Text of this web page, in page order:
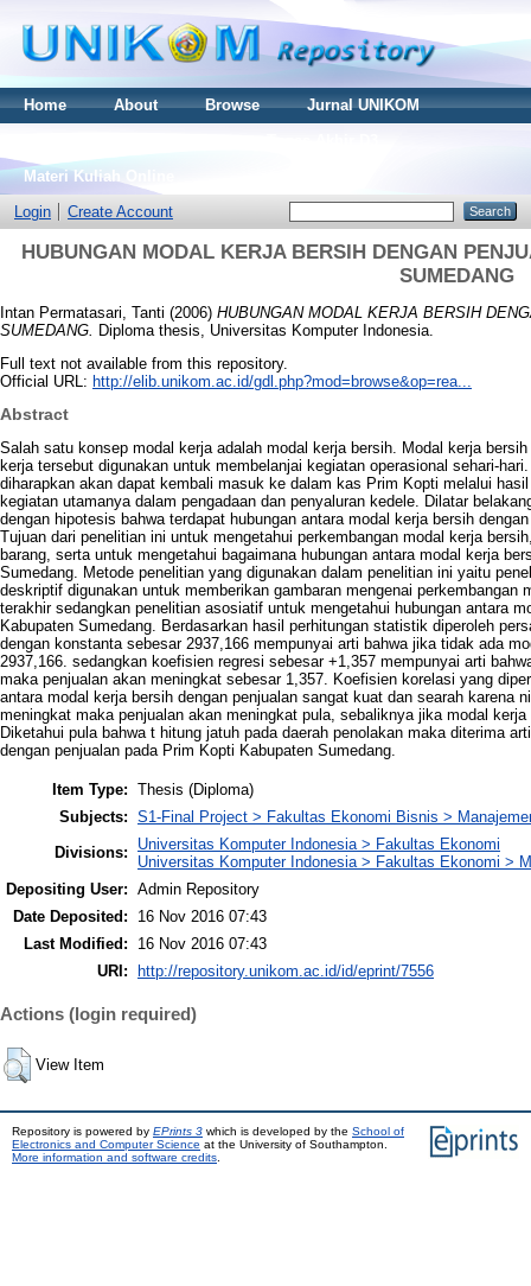
Home About Browse
Jurnal UNIKOM
Materi Kuliah Online
Login
Create Account
HUBUNGAN MODAL KERJA BERSIH DENGAN
SUMEDANG
Intan Permatasari, Tanti (2006) HUBUNGAN MODAL KERJA BERSIH
SUMEDANG.
Diploma thesis, Universitas Komputer Indonesia.
Full text not available from this repository.
Official URL: http://elib.unikom.ac.id/gdl.php?mod=browse&op=rea...
Abstract
Salah satu konsep modal kerja adalah modal kerja bersih. Modal kerja
kerja tersebut digunakan untuk membelanjai kegiatan operasional sehari-
diharapkan akan dapat kembali masuk ke dalam kas Prim Kopti melalui
kegiatan utamanya dalam pengadaan dan penyaluran kedele. Dilatar
dengan hipotesis bahwa terdapat hubungan antara modal kerja bersih
Tujuan dari penelitian ini untuk mengetahui perkembangan modal kerja
barang, serta untuk mengetahui bagaimana hubungan antara modal kerja
Sumedang. Metode penelitian yang digunakan dalam penelitian ini yaitu
deskriptif digunakan untuk memberikan gambaran mengenai perkembangan
terakhir sedangkan penelitian asosiatif untuk mengetahui hubungan antara
Kabupaten Sumedang. Berdasarkan hasil perhitungan statistik diperoleh
dengan konstanta sebesar 2937,166 mempunyai arti bahwa jika tidak ada
2937,166. sedangkan koefisien regresi sebesar +1,357 mempunyai arti
maka penjualan akan meningkat sebesar 1,357. Koefisien korelasi yang
antara modal kerja bersih dengan penjualan sangat kuat dan searah karena
meningkat maka penjualan akan meningkat pula, sebaliknya jika modal
Diketahui pula bahwa t hitung jatuh pada daerah penolakan maka diterima
dengan penjualan pada Prim Kopti Kabupaten Sumedang.
Item Type: Thesis (Diploma)
Subjects: S1-Final Project > Fakultas Ekonomi Bisnis >
Divisions:
Universitas Komputer Indonesia > Fakultas Ekonomi
Universitas Komputer Indonesia > Fakultas Ekonomi >
Depositing User: Admin Repository
Date Deposited:
16 Nov 2016 07:43
Last Modified:
16 Nov 2016 07:43
URI:
http://repository.unikom.ac.id/id/eprint/7556
Actions (login required)
View Item
Repository is powered by EPrints 3 which is developed by the School of
Electronics and Computer Science at the University of Southampton.
More information and software credits